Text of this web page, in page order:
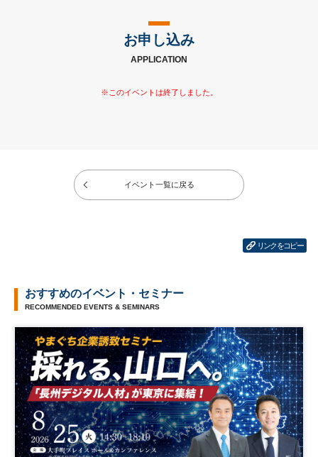
お申し込み
APPLICATION
イベント一覧に戻る
リンクをコピー
おすすめのイベント・セミナー
RECOMMENDED EVENTS & SEMINARS